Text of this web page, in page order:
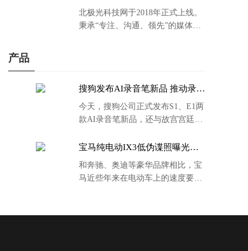
北极光科技网于2018年正式上线。
秉承“专注、沟通、领先”的媒体理
产品
搜狗发布AI录音笔新品 推动录音
今天，搜狗公司正式发布S1、E1两
款AI录音笔新品，还与故宫宫廷文
的故宫宫廷联名款。
宝马纯电动IX3低伪谍照曝光：
和奔驰、奥迪等豪华品牌相比，宝
马近些年来在电动车上的速度要慢